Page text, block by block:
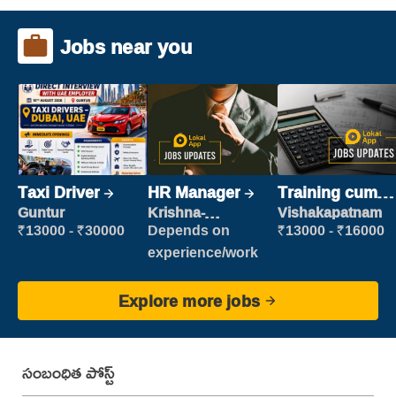
Jobs near you
Taxi Driver
Guntur
₹13000 - ₹30000
HR Manager
Krishna-
vijayawada
Depends on
experience/work
Training cum
Placement
Vishakapatnam
₹13000 - ₹16000
Explore more jobs
సంబంధిత పోస్ట్